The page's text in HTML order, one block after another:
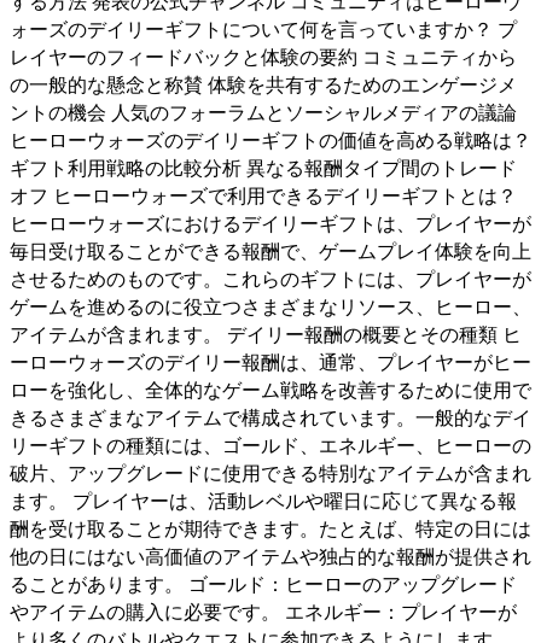
ォーズのデイリーギフトについて何を言っていますか？ プ
レイヤーのフィードバックと体験の要約 コミュニティから
の一般的な懸念と称賛 体験を共有するためのエンゲージメ
ントの機会 人気のフォーラムとソーシャルメディアの議論
ヒーローウォーズのデイリーギフトの価値を高める戦略は？
ギフト利用戦略の比較分析 異なる報酬タイプ間のトレード
オフ ヒーローウォーズで利用できるデイリーギフトとは？
ヒーローウォーズにおけるデイリーギフトは、プレイヤーが
毎日受け取ることができる報酬で、ゲームプレイ体験を向上
させるためのものです。これらのギフトには、プレイヤーが
ゲームを進めるのに役立つさまざまなリソース、ヒーロー、
アイテムが含まれます。 デイリー報酬の概要とその種類 ヒ
ーローウォーズのデイリー報酬は、通常、プレイヤーがヒー
ローを強化し、全体的なゲーム戦略を改善するために使用で
きるさまざまなアイテムで構成されています。一般的なデイ
リーギフトの種類には、ゴールド、エネルギー、ヒーローの
破片、アップグレードに使用できる特別なアイテムが含まれ
ます。 プレイヤーは、活動レベルや曜日に応じて異なる報
酬を受け取ることが期待できます。たとえば、特定の日には
他の日にはない高価値のアイテムや独占的な報酬が提供され
ることがあります。 ゴールド：ヒーローのアップグレード
やアイテムの購入に必要です。 エネルギー：プレイヤーが